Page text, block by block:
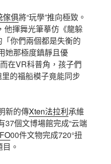
傢俱將“玩學”推向極致。
他揮舞光筆摹仿《龍躲
你們兩個都是失衡的
她那極度鎮靜且優
在VR科普角，孩子們
的福船模子竟能同步
新的傳Xten法拉利承維
37個文博場館完成“云端
00件文物完成720°扭
。